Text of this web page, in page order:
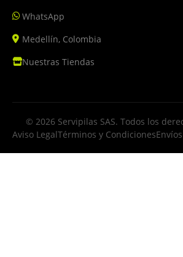
WhatsApp
Medellín, Colombia
Nuestras Tiendas
© 2026 Servipilas SAS. Todos los
Aviso LegalTérminos y CondicionesEnvíos